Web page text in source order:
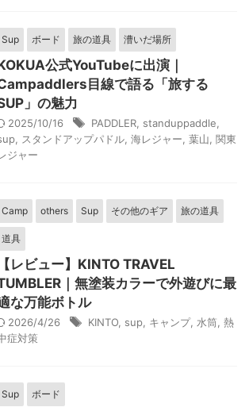
Sup ボード 旅の道具 漕いだ場所
公式YouTubeに出演｜
目線で語る「旅する
」の魅力
2025/10/16 PADDLER standuppaddle
スタンドアップパドル 海レジャー 葉山 関東
ジャー
Camp others Sup その他のギア 旅の道具
道具
【レビュー】KINTO TRAVEL
｜無塗装カラーで外遊びに最
な万能ボトル
2026/4/26 KINTO sup キャンプ, 水筒 熱
症対策
Sup ボード